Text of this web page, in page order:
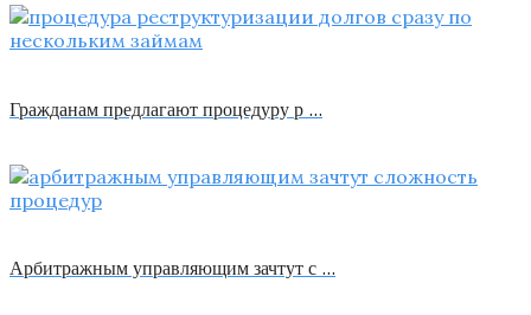
Гражданам предлагают процедуру р …
Арбитражным управляющим зачтут с …